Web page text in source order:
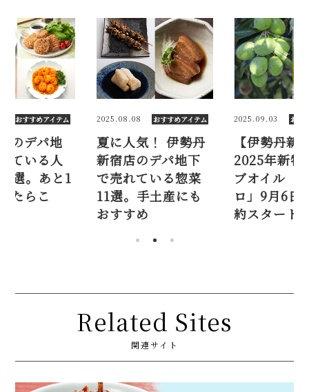
2025.08.08 おすすめアイテム
夏に人気！ 伊勢丹
新宿店のデパ地下
で売れている惣菜
11選。手土産にも
2025.09.03 おすすめアイテム
【伊勢丹新宿店】
2025年新物オリー
ブオイル「ノヴェッ
ロ」9月6日から予
約スタート！
銀座
下で
気惣
品、
れ！
Related Sites
関連サイト